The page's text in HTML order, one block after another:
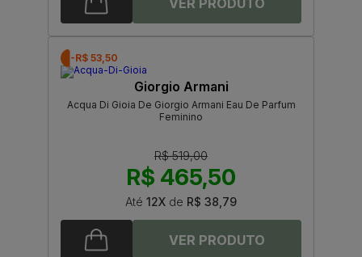
-R$ 53,50
Giorgio Armani
Acqua Di Gioia De Giorgio Armani Eau De Parfum
Feminino
R$ 519,00
R$ 465,50
Até 12X de R$ 38,79